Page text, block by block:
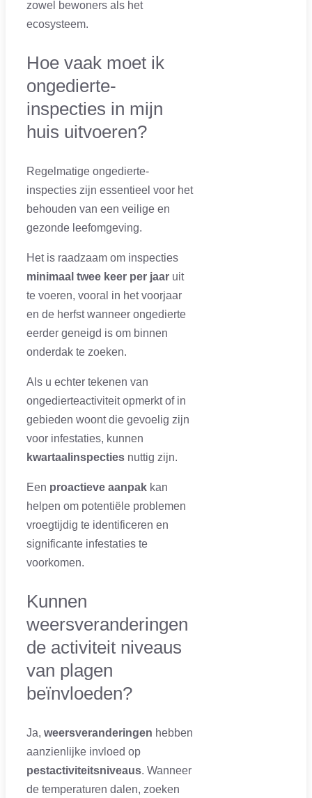
zowel bewoners als het
ecosysteem.
Hoe vaak moet ik
ongedierte-
inspecties in mijn
huis uitvoeren?
Regelmatige ongedierte-
inspecties zijn essentieel voor het
behouden van een veilige en
gezonde leefomgeving.
Het is raadzaam om inspecties
minimaal twee keer per jaar uit
te voeren, vooral in het voorjaar
en de herfst wanneer ongedierte
eerder geneigd is om binnen
onderdak te zoeken.
Als u echter tekenen van
ongedierteactiviteit opmerkt of in
gebieden woont die gevoelig zijn
voor infestaties, kunnen
kwartaalinspecties nuttig zijn.
Een proactieve aanpak kan
helpen om potentiële problemen
vroegtijdig te identificeren en
significante infestaties te
voorkomen.
Kunnen
weersveranderingen
de activiteit niveaus
van plagen
beïnvloeden?
Ja, weersveranderingen hebben
aanzienlijke invloed op
pestactiviteitsniveaus. Wanneer
de temperaturen dalen, zoeken